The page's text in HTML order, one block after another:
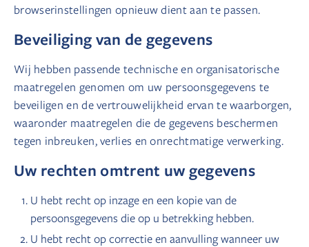
browserinstellingen opnieuw dient aan te passen.
Beveiliging van de gegevens
Wij hebben passende technische en organisatorische
maatregelen genomen om uw persoonsgegevens te
beveiligen en de vertrouwelijkheid ervan te waarborgen,
waaronder maatregelen die de gegevens beschermen
tegen inbreuken, verlies en onrechtmatige verwerking.
Uw rechten omtrent uw gegevens
U hebt recht op inzage en een kopie van de
persoonsgegevens die op u betrekking hebben.
U hebt recht op correctie en aanvulling wanneer uw